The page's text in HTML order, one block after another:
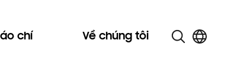
chí Về chúng tôi